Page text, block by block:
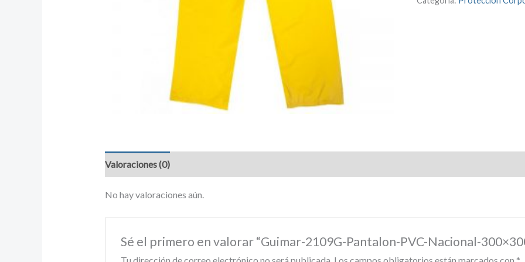
Valoraciones (0)
No hay valoraciones aún.
Sé el primero en valorar “Guimar-2109G-Pantalon-PVC-Nacional-